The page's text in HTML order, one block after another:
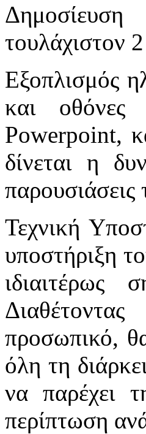
τουλάχιστον
Εξοπλισμός
και
Powerpoint,
δίνεται η
παρουσιάσεις
Τεχνική
υποστήριξη
ιδιαιτέρως
προσωπικό,
όλη τη
να παρέχει
περίπτωση